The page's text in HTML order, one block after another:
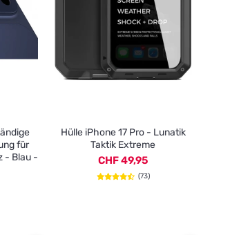
für
- Blau -
Hülle iPhone 17 Pro - Lunatik
Taktik Extreme
CHF 49,95
(73)